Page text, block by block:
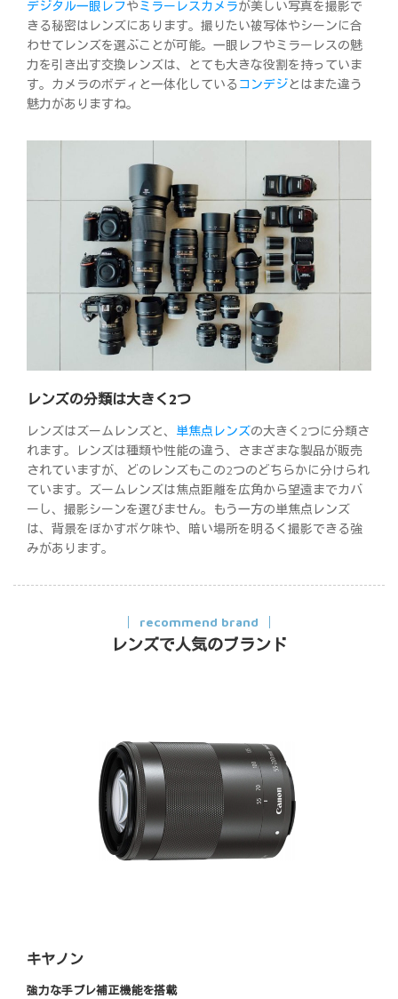
デジタル一眼レフやミラーレスカメラが美しい写真を撮影で
きる秘密はレンズにあります。撮りたい被写体やシーンに合
わせてレンズを選ぶことが可能。一眼レフやミラーレスの魅
力を引き出す交換レンズは、とても大きな役割を持っていま
す。カメラのボディと一体化している コンデジとはまた違う
魅力がありますね。
レンズの分類は大きく2つ
レンズはズームレンズと、 単焦点レンズの大きく2つに分類さ
れます。レンズは種類や性能の違う、さまざまな製品が販売
されていますが、どのレンズもこの2つのどちらかに分けられ
ています。ズームレンズは焦点距離を広角から望遠までカバ
ーし、撮影シーンを選びません。もう一方の単焦点レンズ
は、背景をぼかすボケ味や、暗い場所を明るく撮影できる強
みがあります。
recommend brand
レンズで人気のブランド
キヤノン
強力な手ブレ補正機能を搭載